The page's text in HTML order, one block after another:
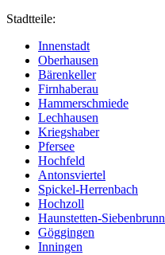
Stadtteile:
Innenstadt
Oberhausen
Bärenkeller
Firnhaberau
Hammerschmiede
Lechhausen
Kriegshaber
Pfersee
Hochfeld
Antonsviertel
Spickel-Herrenbach
Hochzoll
Haunstetten-Siebenbrunn
Göggingen
Inningen